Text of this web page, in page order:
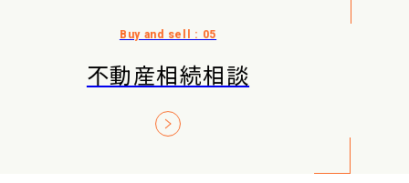
不動産相続相談